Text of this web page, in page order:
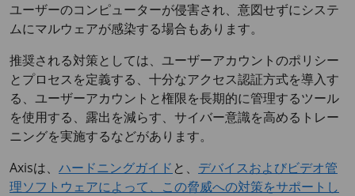
ユーザーのコンピューターが侵害され、意図せずにシステ
ムにマルウェアが感染する場合もあります。
推奨される対策としては、ユーザーアカウントのポリシー
とプロセスを定義する、十分なアクセス認証方式を導入す
る、ユーザーアカウントと権限を長期的に管理するツール
を使用する、露出を減らす、サイバー意識を高めるトレー
ニングを実施するなどがあります。
Axisは、 ハードニングガイド と、 デバイスおよびビデオ管
理ソフトウェアによって、この脅威への対策をサポートし